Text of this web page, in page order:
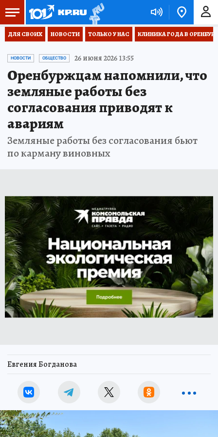
ДЛЯ СВОИХ НОВОСТИ ТОЛЬКО У НАС КЛИНИКА ГОДА В
НОВОСТИ ОБЩЕСТВО 26 июня 2026 13:55
Оренбуржцам напомнили, что
земляные работы без
согласования приводят к
авариям
Земляные работы без согласования бьют
по карману виновных
Евгения Богданова